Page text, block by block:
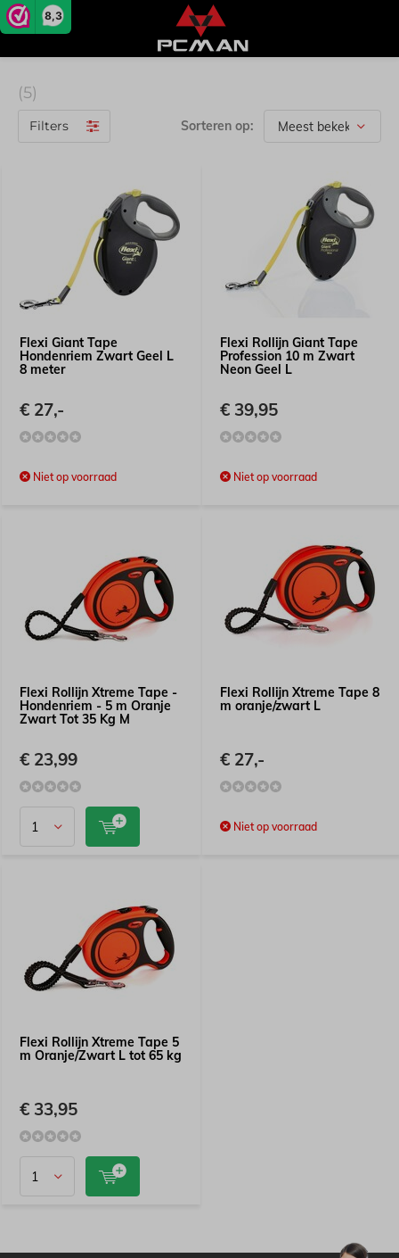
8,3
(5)
Filters Sorteren op:
Flexi Giant Tape
Hondenriem Zwart Geel L
8 meter
€ 27,-
Niet op voorraad
Flexi Rollijn Giant Tape
Profession 10 m Zwart
Neon Geel L
€ 39,95
Niet op voorraad
Flexi Rollijn Xtreme Tape -
Hondenriem - 5 m Oranje
Zwart Tot 35 Kg M
€ 23,99
Flexi Rollijn Xtreme Tape 8
m oranje/zwart L
€ 27,-
Niet op voorraad
Flexi Rollijn Xtreme Tape 5
m Oranje/Zwart L tot 65 kg
€ 33,95